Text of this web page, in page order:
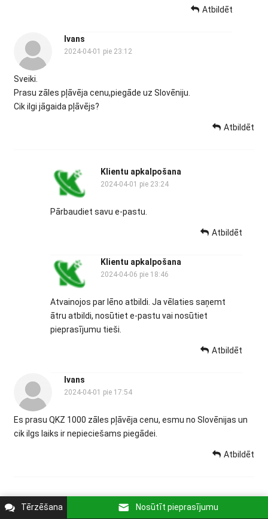
Atbildēt
Ivans
2024-04-01 pie 23:12
Sveiki.
Prasu zāles pļāvēja cenu,piegāde uz Slovēniju.
Cik ilgi jāgaida pļāvējs?
Atbildēt
Klientu apkalpošana
2024-04-01 pie 23:24
Pārbaudiet savu e-pastu.
Atbildēt
Klientu apkalpošana
2024-04-06 pie 18:46
Atvainojos par lēno atbildi. Ja vēlaties saņemt
ātru atbildi, nosūtiet e-pastu vai nosūtiet
pieprasījumu tieši.
Atbildēt
Ivans
2024-04-01 pie 17:54
Es prasu QKZ 1000 zāles pļāvēja cenu, esmu no Slovēnijas un
cik ilgs laiks ir nepieciešams piegādei.
Atbildēt
Tērzēšana Nosūtīt pieprasījumu